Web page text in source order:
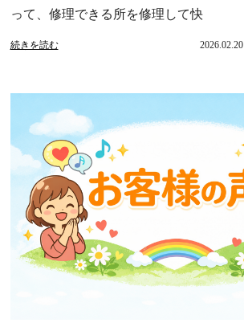
って、修理できる所を修理して快
続きを読む 2026.02.20